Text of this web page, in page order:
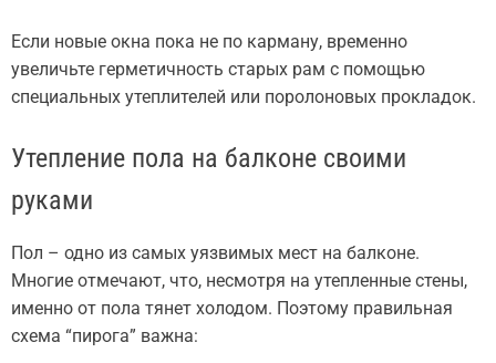
Если новые окна пока не по карману, временно
увеличьте герметичность старых рам с помощью
специальных утеплителей или поролоновых прокладок.
Утепление пола на балконе своими
руками
Пол – одно из самых уязвимых мест на балконе.
Многие отмечают, что, несмотря на утепленные стены,
именно от пола тянет холодом. Поэтому правильная
схема “пирога” важна: